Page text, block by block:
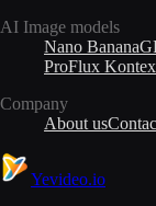
AI Image models
Nano Banana
ProFlux
Company
About us
Yevideo.io